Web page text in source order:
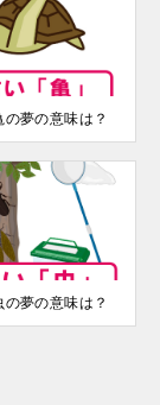
の夢の意味は？
の夢の意味は？